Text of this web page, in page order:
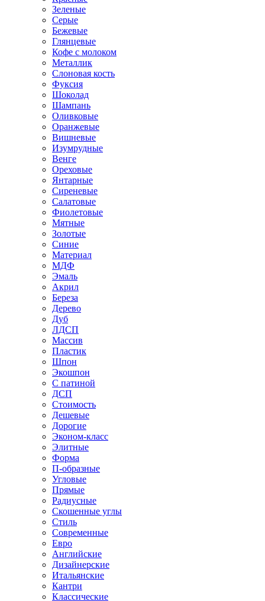
Зеленые
Серые
Бежевые
Глянцевые
Кофе с молоком
Металлик
Слоновая кость
Фуксия
Шоколад
Шампань
Оливковые
Оранжевые
Вишневые
Изумрудные
Венге
Ореховые
Янтарные
Сиреневые
Салатовые
Фиолетовые
Мятные
Золотые
Синие
Материал
МДФ
Эмаль
Акрил
Береза
Дерево
Дуб
ЛДСП
Массив
Пластик
Шпон
Экошпон
С патиной
ДСП
Стоимость
Дешевые
Дорогие
Эконом-класс
Элитные
Форма
П-образные
Угловые
Прямые
Радиусные
Скошенные углы
Стиль
Современные
Евро
Английские
Дизайнерские
Итальянские
Кантри
Классические